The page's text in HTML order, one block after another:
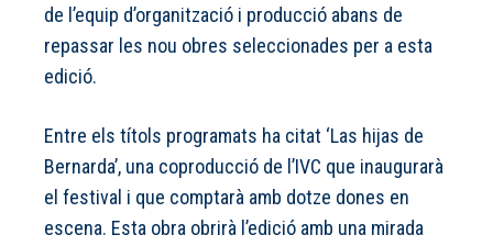
de l’equip d’organització i producció abans de
repassar les nou obres seleccionades per a esta
edició.
Entre els títols programats ha citat ‘Las hijas de
Bernarda’, una coproducció de l’IVC que inaugurarà
el festival i que comptarà amb dotze dones en
escena. Esta obra obrirà l’edició amb una mirada